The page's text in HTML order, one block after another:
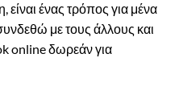
ένας τρόπος για μένα
με τους άλλους και
online δωρεάν για